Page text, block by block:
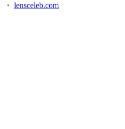
・ lensceleb.com